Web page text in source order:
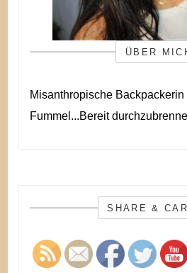
ÜBER
Misanthropische
Fummel...Bereit
SHARE &